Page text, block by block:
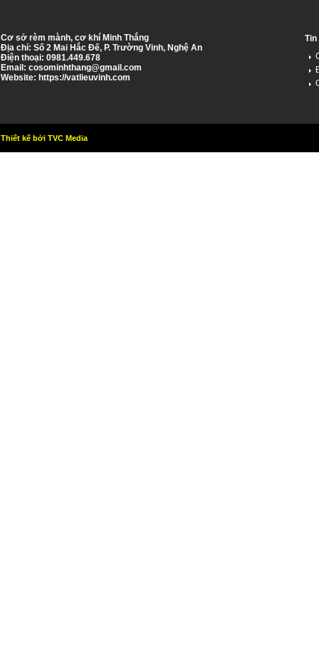
Cơ sở rèm mành, cơ khí Minh Thắng
Địa chỉ: Số 2 Mai Hắc Đế, P. Trường Vinh, Nghệ An
Điện thoại: 0981.449.678
Email: cosominhthang@gmail.com
Website: https://vatlieuvinh.com
Thiết kế bởi TVC Media